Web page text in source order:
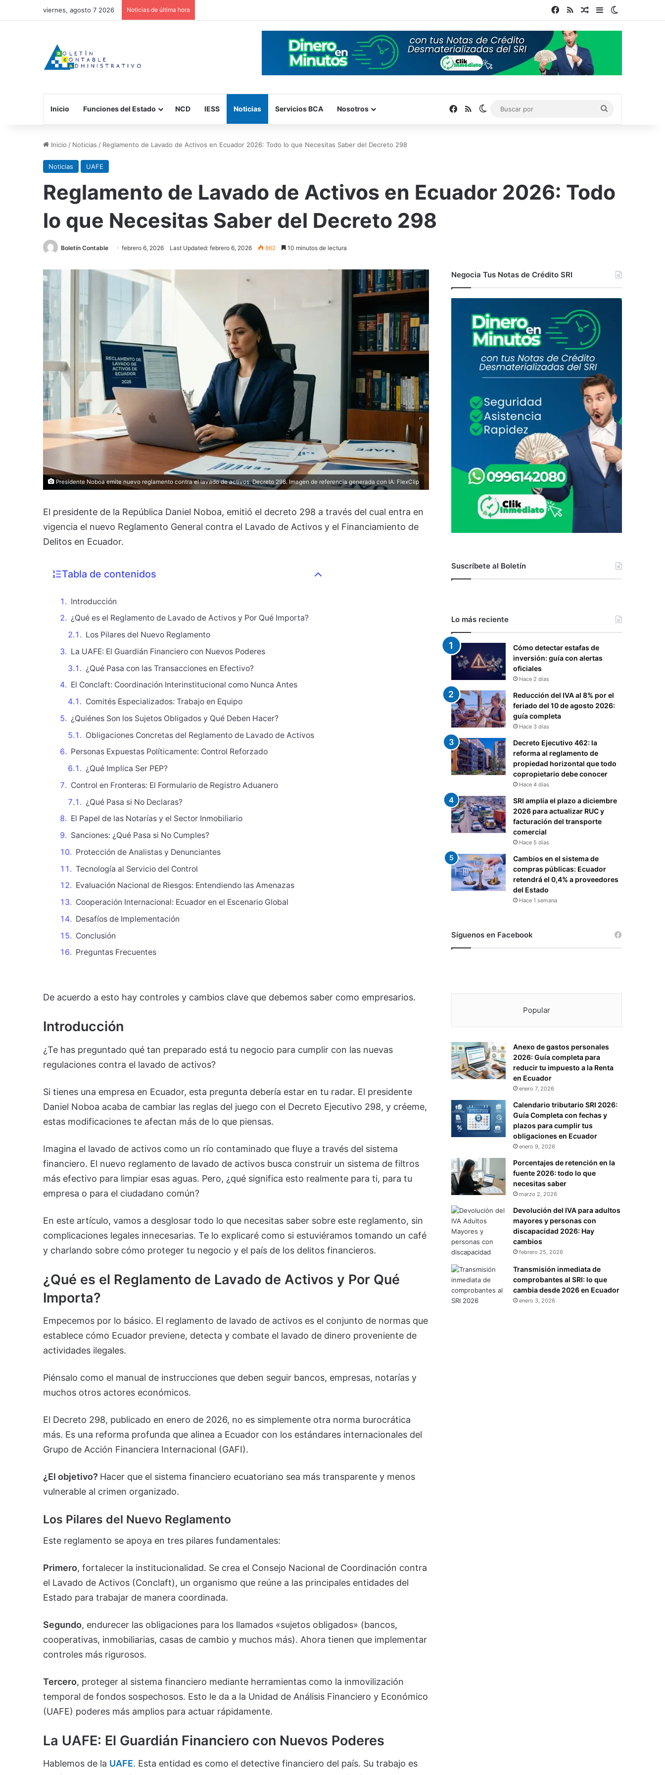
viernes, agosto 7 2026 Noticias de última hora Facebook
RSSPublicación al azar
Barra lateral
Inicio Funciones del Estado NCD IESS Noticias Servicios BCA Nosotros Facebook
RSS Switch skin
por
Inicio / Noticias / Reglamento de Lavado de Activos en Ecuador 2026: Todo lo que Necesitas Saber del Decreto 298
Noticias UAFE
Reglamento de Lavado de Activos en Ecuador 2026: Todo
lo que Necesitas Saber del Decreto 298
Boletín Contable febrero 6, 2026 Last Updated: febrero 6, 2026 862 10 minutos de lectura
Presidente Noboa emite nuevo reglamento contra el lavado de activos. Decreto 298. Imagen de referencia generada con IA: FlexClip
El presidente de la República Daniel Noboa, emitió el decreto 298 a través del cual entra en
vigencia el nuevo Reglamento General contra el Lavado de Activos y el Financiamiento de
Delitos en Ecuador.
Tabla de contenidos
Introducción
¿Qué es el Reglamento de Lavado de Activos y Por Qué Importa?
Los Pilares del Nuevo Reglamento
La UAFE: El Guardián Financiero con Nuevos Poderes
¿Qué Pasa con las Transacciones en Efectivo?
El Conclaft: Coordinación Interinstitucional como Nunca Antes
Comités Especializados: Trabajo en Equipo
¿Quiénes Son los Sujetos Obligados y Qué Deben Hacer?
Obligaciones Concretas del Reglamento de Lavado de Activos
Personas Expuestas Políticamente: Control Reforzado
¿Qué Implica Ser PEP?
Control en Fronteras: El Formulario de Registro Aduanero
¿Qué Pasa si No Declaras?
El Papel de las Notarías y el Sector Inmobiliario
Sanciones: ¿Qué Pasa si No Cumples?
Protección de Analistas y Denunciantes
Tecnología al Servicio del Control
Evaluación Nacional de Riesgos: Entendiendo las Amenazas
Cooperación Internacional: Ecuador en el Escenario Global
Desafíos de Implementación
Conclusión
Preguntas Frecuentes
De acuerdo a esto hay controles y cambios clave que debemos saber como empresarios.
Introducción
¿Te has preguntado qué tan preparado está tu negocio para cumplir con las nuevas
regulaciones contra el lavado de activos?
Si tienes una empresa en Ecuador, esta pregunta debería estar en tu radar. El presidente
Daniel Noboa acaba de cambiar las reglas del juego con el Decreto Ejecutivo 298, y créeme,
estas modificaciones te afectan más de lo que piensas.
Imagina el lavado de activos como un río contaminado que fluye a través del sistema
financiero. El nuevo reglamento de lavado de activos busca construir un sistema de filtros
más efectivo para limpiar esas aguas. Pero, ¿qué significa esto realmente para ti, para tu
empresa o para el ciudadano común?
En este artículo, vamos a desglosar todo lo que necesitas saber sobre este reglamento, sin
complicaciones legales innecesarias. Te lo explicaré como si estuviéramos tomando un café
y charlando sobre cómo proteger tu negocio y el país de los delitos financieros.
¿Qué es el Reglamento de Lavado de Activos y Por Qué
Importa?
Empecemos por lo básico. El reglamento de lavado de activos es el conjunto de normas que
establece cómo Ecuador previene, detecta y combate el lavado de dinero proveniente de
actividades ilegales.
Piénsalo como el manual de instrucciones que deben seguir bancos, empresas, notarías y
muchos otros actores económicos.
El Decreto 298, publicado en enero de 2026, no es simplemente otra norma burocrática
más. Es una reforma profunda que alinea a Ecuador con los estándares internacionales del
Grupo de Acción Financiera Internacional (GAFI).
¿El objetivo? Hacer que el sistema financiero ecuatoriano sea más transparente y menos
vulnerable al crimen organizado.
Los Pilares del Nuevo Reglamento
Este reglamento se apoya en tres pilares fundamentales:
Primero, fortalecer la institucionalidad. Se crea el Consejo Nacional de Coordinación contra
el Lavado de Activos (Conclaft), un organismo que reúne a las principales entidades del
Estado para trabajar de manera coordinada.
Segundo, endurecer las obligaciones para los llamados «sujetos obligados» (bancos,
cooperativas, inmobiliarias, casas de cambio y muchos más). Ahora tienen que implementar
controles más rigurosos.
Tercero, proteger al sistema financiero mediante herramientas como la inmovilización
temporal de fondos sospechosos. Esto le da a la Unidad de Análisis Financiero y Económico
(UAFE) poderes más amplios para actuar rápidamente.
La UAFE: El Guardián Financiero con Nuevos Poderes
Hablemos de la UAFE. Esta entidad es como el detective financiero del país. Su trabajo es
Negocia Tus Notas de Crédito SRI
Suscríbete al Boletín
Lo más reciente
Cómo detectar estafas de
inversión: guía con alertas
oficiales
Hace 2 días
Reducción del IVA al 8% por el
feriado del 10 de agosto 2026:
guía completa
Hace 3 días
Decreto Ejecutivo 462: la
reforma al reglamento de
propiedad horizontal que todo
copropietario debe conocer
Hace 4 días
SRI amplía el plazo a diciembre
2026 para actualizar RUC y
facturación del transporte
comercial
Hace 5 días
Cambios en el sistema de
compras públicas: Ecuador
retendrá el 0,4% a proveedores
del Estado
Hace 1 semana
Síguenos en Facebook
Popular
Anexo de gastos personales
2026: Guía completa para
reducir tu impuesto a la Renta
en Ecuador
enero 7, 2026
Calendario tributario SRI 2026:
Guía Completa con fechas y
plazos para cumplir tus
obligaciones en Ecuador
enero 9, 2026
Porcentajes de retención en la
fuente 2026: todo lo que
necesitas saber
marzo 2, 2026
Devolución del IVA para adultos
mayores y personas con
discapacidad 2026: Hay
cambios
febrero 25, 2026
Transmisión inmediata de
comprobantes al SRI: lo que
cambia desde 2026 en Ecuador
enero 3, 2026